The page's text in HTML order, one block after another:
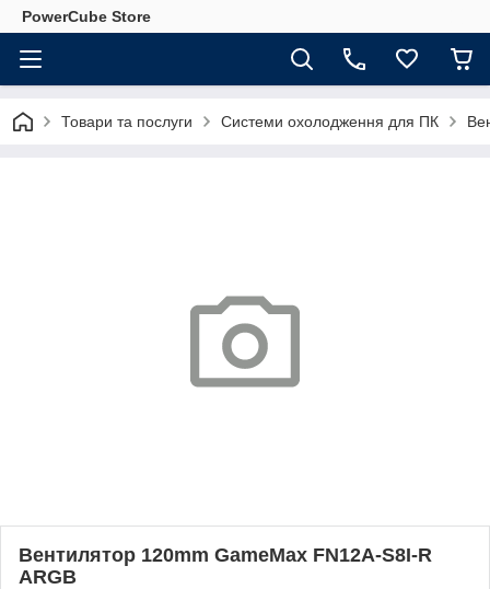
PowerCube Store
Товари та послуги Системи охолодження для ПК
Вентилятор 120mm GameMax FN12A-S8I-R
ARGB